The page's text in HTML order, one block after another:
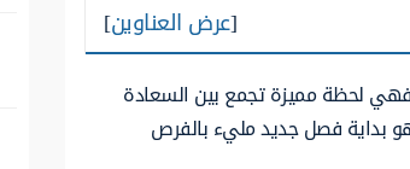
[عرض العناوين]
فهي لحظة مميزة تجمع بين السعادة
هو بداية فصل جديد مليء بالفرص